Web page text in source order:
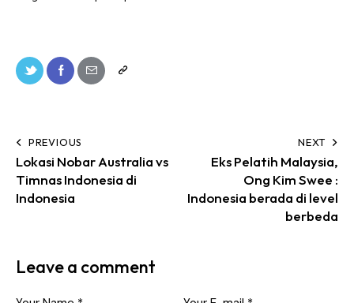
PREVIOUS
Lokasi Nobar Australia vs
Timnas Indonesia di
Indonesia
NEXT
Eks Pelatih Malaysia,
Ong Kim Swee :
Indonesia berada di level
berbeda
Leave a comment